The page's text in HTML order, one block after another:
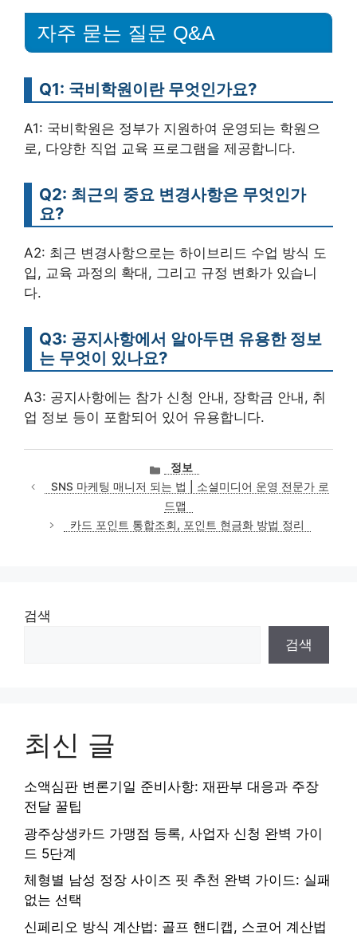
자주 묻는 질문 Q&A
Q1: 국비학원이란 무엇인가요?
A1: 국비학원은 정부가 지원하여 운영되는 학원으
로, 다양한 직업 교육 프로그램을 제공합니다.
Q2: 최근의 중요 변경사항은 무엇인가
요?
A2: 최근 변경사항으로는 하이브리드 수업 방식 도
입, 교육 과정의 확대, 그리고 규정 변화가 있습니
다.
Q3: 공지사항에서 알아두면 유용한 정보
는 무엇이 있나요?
A3: 공지사항에는 참가 신청 안내, 장학금 안내, 취
업 정보 등이 포함되어 있어 유용합니다.
카
테
고
리
정보
SNS 마케팅 매니저 되는 법 | 소셜미디어 운영 전문가 로
드맵
카드 포인트 통합조회, 포인트 현금화 방법 정리
검색
검색
최신 글
소액심판 변론기일 준비사항: 재판부 대응과 주장
전달 꿀팁
광주상생카드 가맹점 등록, 사업자 신청 완벽 가이
드 5단계
체형별 남성 정장 사이즈 핏 추천 완벽 가이드: 실패
없는 선택
신페리오 방식 계산법: 골프 핸디캡, 스코어 계산법